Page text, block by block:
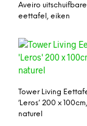
Aveiro uitschuifbare
eettafel, eiken
Tower Living
‘Leros’ 200 x
naturel